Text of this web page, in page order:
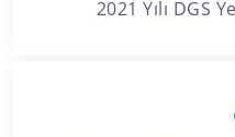
2021 Yılı DGS